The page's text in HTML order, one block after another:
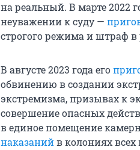
на реальный. В марте 2022
неуважении к суду —
строгого режима и штраф в
В августе 2023 года его
обвинению в создании
экстремизма, призывах к
совершение опасных
в единое помещение
наказанийв колониях